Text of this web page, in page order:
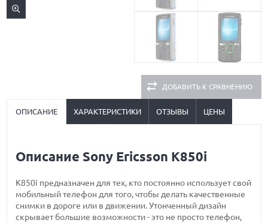
ДОБАВИТЬ К СРАВНЕНИЮ
ОПИСАНИЕ ХАРАКТЕРИСТИКИ ОТЗЫВЫ ЦЕНЫ
Описание Sony Ericsson K850i
К850i предназначен для тех, кто постоянно использует свой
мобильный телефон для того, чтобы делать качественные
снимки в дороге или в движении. Утонченный дизайн
скрывает большие возможности - это не просто телефон,